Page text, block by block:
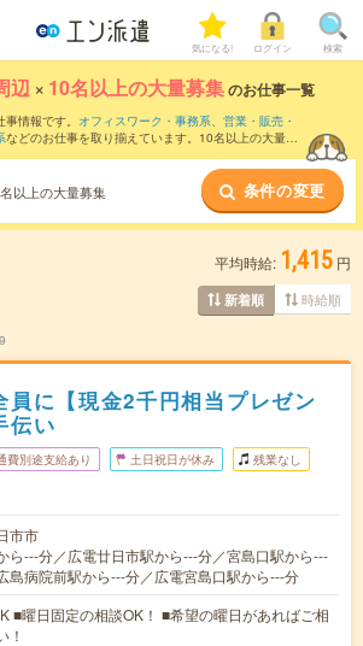
気になる! ログイン 検索
辺 × 10名以上の大量募集のお仕事一覧
情報です。 オフィスワーク・事務系、 営業・販売・
などのお仕事を取り揃えています。10名以上の大量募
以上の大量募集 条件の変更
平均時給: 1,415 円
新着順 時給順
員に【現金2千円相当プレゼン
伝い
費別途支給あり 土日祝日が休み 残業なし
市市
ら---分／広電廿日市駅から---分／宮島口駅から---
島病院前駅から---分／広電宮島口駅から---分
■曜日固定の相談OK！ ■希望の曜日があればご相
！